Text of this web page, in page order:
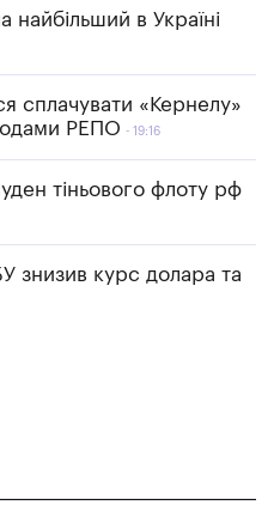
найбільший в Україні
сплачувати «Кернелу»
РЕПО
19:16
тіньового флоту рф
знизив курс долара та